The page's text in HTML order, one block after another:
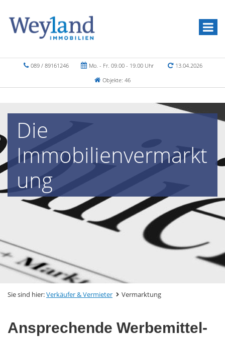
089 / 89161246 Mo. - Fr. 09.00 - 19.00 Uhr
13.04.2026
Objekte: 46
Die
Immobilienvermarkt
ung
Sie sind hier:Verkäufer & Vermieter Vermarktung
Ansprechende Werbemittel-